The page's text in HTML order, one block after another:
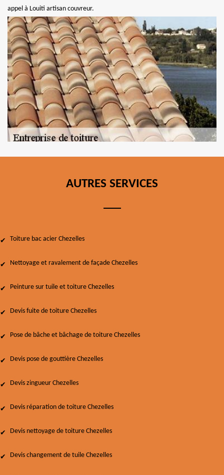
appel à Louiti artisan couvreur.
AUTRES SERVICES
Toiture bac acier Chezelles
Nettoyage et ravalement de façade Chezelles
Peinture sur tuile et toiture Chezelles
Devis fuite de toiture Chezelles
Pose de bâche et bâchage de toiture Chezelles
Devis pose de gouttière Chezelles
Devis zingueur Chezelles
Devis réparation de toiture Chezelles
Devis nettoyage de toiture Chezelles
Devis changement de tuile Chezelles